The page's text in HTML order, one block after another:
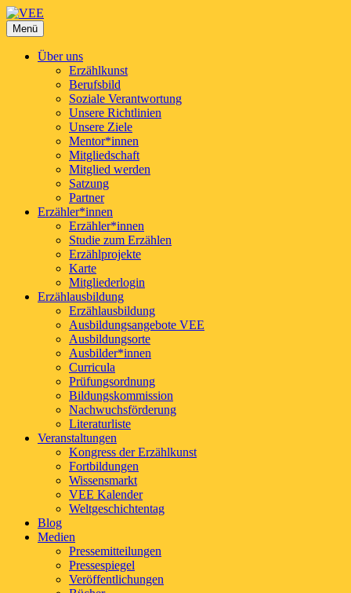
VEE
Verband der Erzählerinnen und Erzähler e.V.
Menü
Über uns
Erzählkunst
Berufsbild
Soziale Verantwortung
Unsere Richtlinien
Unsere Ziele
Mentor*innen
Mitgliedschaft
Mitglied werden
Satzung
Partner
Erzähler*innen
Erzähler*innen
Studie zum Erzählen
Erzählprojekte
Karte
Mitgliederlogin
Erzählausbildung
Erzählausbildung
Ausbildungsangebote VEE
Ausbildungsorte
Ausbilder*innen
Curricula
Prüfungsordnung
Bildungskommission
Nachwuchsförderung
Literaturliste
Veranstaltungen
Kongress der Erzählkunst
Fortbildungen
Wissensmarkt
VEE Kalender
Weltgeschichtentag
Blog
Medien
Pressemitteilungen
Pressespiegel
Veröffentlichungen